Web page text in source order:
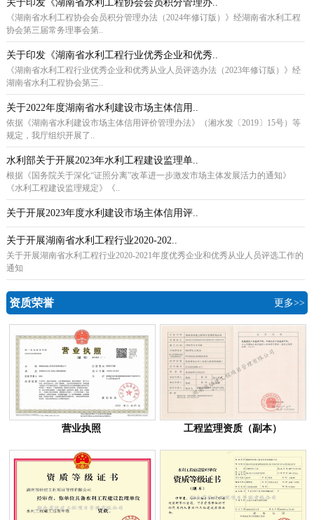
关于印发《湖南省水利工程协会会员积分管理办..
《湖南省水利工程协会会员积分管理办法（2024年修订版）》经湖南省水利工程
协会第三届常务理事会第..
关于印发《湖南省水利工程行业优秀企业和优秀..
《湖南省水利工程行业优秀企业和优秀从业人员评选办法（2023年修订版）》经
湖南省水利工程协会第三..
关于2022年度湖南省水利建设市场主体信用..
依据《湖南省水利建设市场主体信用评价管理办法》（湘水发〔2019〕15号）等
规定，我厅组织开展了..
水利部关于开展2023年水利工程建设监理单..
根据《国务院关于深化“证照分离”改革进一步激发市场主体发展活力的通知》
《水利工程建设监理规定》《..
关于开展2023年度水利建设市场主体信用评..
关于开展湖南省水利工程行业2020-202..
关于开展湖南省水利工程行业2020-2021年度优秀企业和优秀从业人员评选工作的
通知
资质荣誉 更多>>
营业执照 工程监理资质（副本）